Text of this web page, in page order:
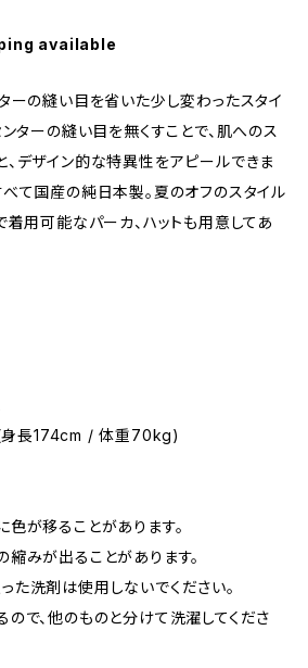
available
ーの縫い目を省いた少し変わったスタイ
ターの縫い目を無くすことで、肌へのス
、デザイン的な特異性をアピールできま
て国産の純日本製。夏のオフのスタイル
着用可能なパーカ、ハットも用意してあ
(身長174cm / 体重70kg)
が移ることがあります。
みが出ることがあります。
洗剤は使用しないでください。
で、他のものと分けて洗濯してくださ